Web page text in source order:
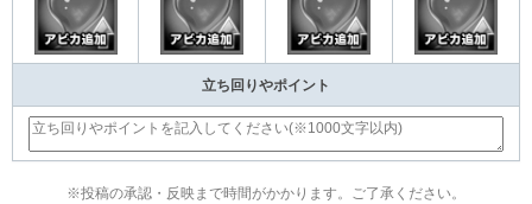
立ち回りやポイント
※投稿の承認・反映まで時間がかかります。ご了承ください。